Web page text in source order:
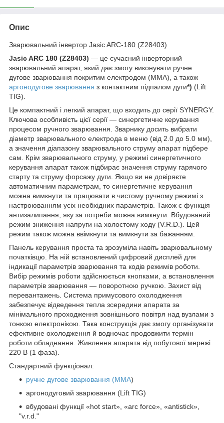
Опис
Зварювальний інвертор Jasic ARC-180 (Z28403)
Jasic ARC 180 (Z28403) — це сучасний інверторний
зварювальний апарат, який дає змогу виконувати ручне
дугове зварювання покритим електродом (ММА), а також
аргонодугове зварювання з контактним підпалом дуги*) (Lift
TIG).
Це компактний і легкий апарат, що входить до серії SYNERGY.
Ключова особливість цієї серії — синергетичне керування
процесом ручного зварювання. Зварнику досить вибрати
діаметр зварювального електрода в меню (від 2.0 до 5.0 мм),
а значення діапазону зварювального струму апарат підбере
сам. Крім зварювального струму, у режимі синергетичного
керування апарат також підбирає значення струму гарячого
старту та струму форсажу дуги. Якщо ви не довіряєте
автоматичним параметрам, то синергетичне керування
можна вимкнути та працювати в чистому ручному режимі з
настроюванням усіх необхідних параметрів. Також є функція
антизалипання, яку за потреби можна вимкнути. Вбудований
режим зниження напруги на холостому ходу (V.R.D.). Цей
режим також можна ввімкнути та вимкнути за бажанням.
Панель керування проста та зрозуміла навіть зварювальному
початківцю. На ній встановлений цифровий дисплей для
індикації параметрів зварювання та кодів режимів роботи.
Вибір режимів роботи здійснюється кнопками, а встановлення
параметрів зварювання — поворотною ручкою. Захист від
перевантажень. Система примусового охолодження
забезпечує відведення тепла зсередини апарата за
мінімального проходження зовнішнього повітря над вузлами з
тонкою електронікою. Така конструкція дає змогу організувати
ефективне охолодження й водночас продовжити термін
роботи обладнання. Живлення апарата від побутової мережі
220 В (1 фаза).
Стандартний функціонал:
ручне дугове зварювання (MMA)
аргонодуговий зварювання (Lift TIG)
вбудовані функції «hot start», «arc force», «antistick»,
"v.r.d."